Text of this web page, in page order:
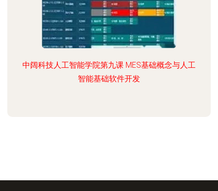
中阔科技人工智能学院第九课 MES基础概念与人工
智能基础软件开发